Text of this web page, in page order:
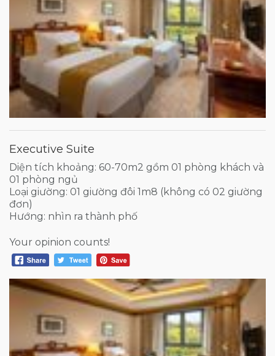
Executive Suite
Diện tích khoảng: 60-70m2 gồm 01 phòng khách và
01 phòng ngủ
Loại giường: 01 giường đôi 1m8 (không có 02 giường
đơn)
Hướng: nhìn ra thành phố
Your opinion counts!